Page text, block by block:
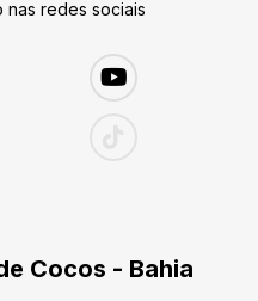
redes sociais
Cocos - Bahia